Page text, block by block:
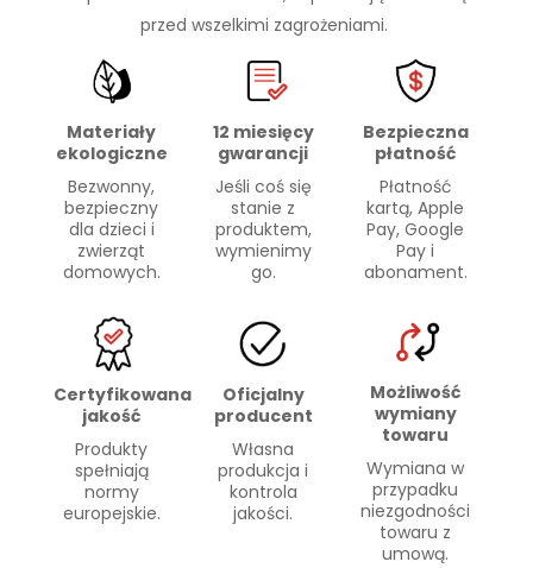
przed wszelkimi zagrożeniami.
Materiały
ekologiczne
Bezwonny,
bezpieczny
dla dzieci i
zwierząt
domowych.
12 miesięcy
gwarancji
Jeśli coś się
stanie z
produktem,
wymienimy
go.
Bezpieczna
płatność
Płatność
kartą, Apple
Pay, Google
Pay i
abonament.
Certyfikowana
jakość
Produkty
spełniają
normy
europejskie.
Oficjalny
producent
Własna
produkcja i
kontrola
jakości.
Możliwość
wymiany
towaru
Wymiana w
przypadku
niezgodności
towaru z
umową.